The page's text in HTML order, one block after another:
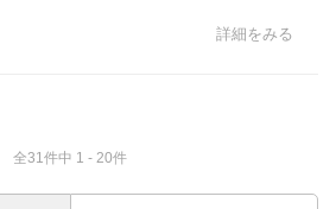
詳細をみる
全31件中 1 - 20件